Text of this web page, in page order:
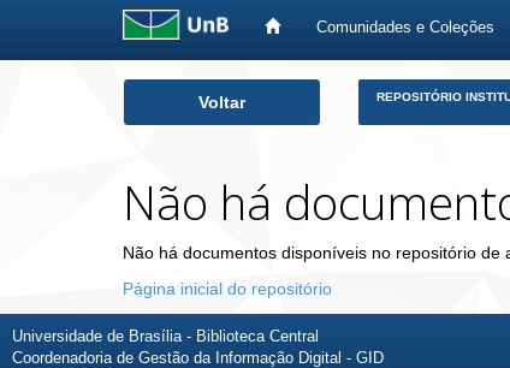
Comunidades e Coleções
Voltar REPOSITÓRIO
Não há
Não há documentos disponíveis no repositório de
Página inicial do repositório
Universidade de Brasília - Biblioteca Central
Coordenadoria de Gestão da Informação Digital - GID